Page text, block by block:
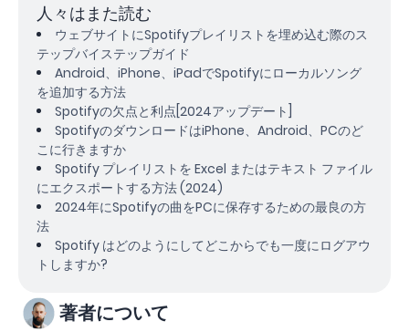
人々はまた読む
ウェブサイトにSpotifyプレイリストを埋め込む際のス
テップバイステップガイド
Android、iPhone、iPadでSpotifyにローカルソング
を追加する方法
Spotifyの欠点と利点[2024アップデート]
SpotifyのダウンロードはiPhone、Android、PCのど
こに行きますか
Spotify プレイリストを Excel またはテキスト ファイル
にエクスポートする方法 (2024)
2024年にSpotifyの曲をPCに保存するための最良の方
法
Spotify はどのようにしてどこからでも一度にログアウ
トしますか?
著者について